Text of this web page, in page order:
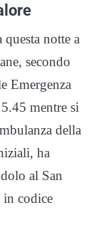
questa notte a
secondo
Emergenza
mentre si
della
ha
al San
in codice